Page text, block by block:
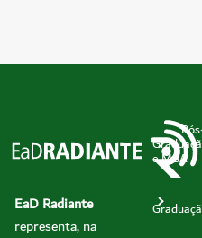
EaD Radiante
representa, na
e MBA